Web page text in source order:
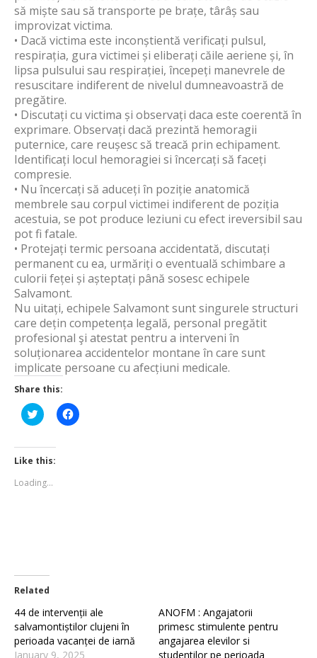
să miște sau să transporte pe brațe, târâș sau
improvizat victima.
• Dacă victima este inconștientă verificați pulsul,
respirația, gura victimei și eliberați căile aeriene și, în
lipsa pulsului sau respirației, începeți manevrele de
resuscitare indiferent de nivelul dumneavoastră de
pregătire.
• Discutați cu victima și observați daca este coerentă în
exprimare. Observați dacă prezintă hemoragii
puternice, care reușesc să treacă prin echipament.
Identificați locul hemoragiei si încercați să faceți
compresie.
• Nu încercați să aduceți în poziție anatomică
membrele sau corpul victimei indiferent de poziția
acestuia, se pot produce leziuni cu efect ireversibil sau
pot fi fatale.
• Protejați termic persoana accidentată, discutați
permanent cu ea, urmăriți o eventuală schimbare a
culorii feței și așteptați până sosesc echipele
Salvamont.
Nu uitați, echipele Salvamont sunt singurele structuri
care dețin competența legală, personal pregătit
profesional şi atestat pentru a interveni în
soluționarea accidentelor montane în care sunt
implicate persoane cu afecțiuni medicale.
Share this:
Click
to
Twitter
(Opens
in
window)
Click
to
Like this:
Loading...
Related
44 de intervenții ale
salvamontiștilor clujeni în
perioada vacanței de iarnă
January 9, 2025
ANOFM : Angajatorii
primesc stimulente pentru
angajarea elevilor si
studentilor pe perioada